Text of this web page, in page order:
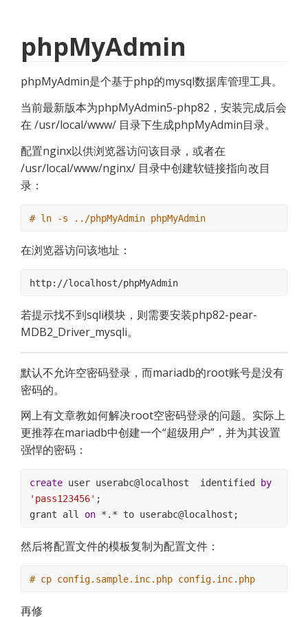
phpMyAdmin
phpMyAdmin是个基于php的mysql数据库管理工具。
当前最新版本为phpMyAdmin5-php82，安装完成后会
在 /usr/local/www/ 目录下生成phpMyAdmin目录。
配置nginx以供浏览器访问该目录，或者在
/usr/local/www/nginx/ 目录中创建软链接指向改目
录：
# ln -s ../phpMyAdmin phpMyAdmin
在浏览器访问该地址：
http://localhost/phpMyAdmin
若提示找不到sqli模块，则需要安装php82-pear-
MDB2_Driver_mysqli。
默认不允许空密码登录，而mariadb的root账号是没有
密码的。
网上有文章教如何解决root空密码登录的问题。实际上
更推荐在mariadb中创建一个“超级用户”，并为其设置
强悍的密码：
create user userabc@localhost  identified
by
'pass123456' ;
grant all on *.* to userabc@localhost;
然后将配置文件的模板复制为配置文件：
# cp config.sample.inc.php config.inc.php
再修